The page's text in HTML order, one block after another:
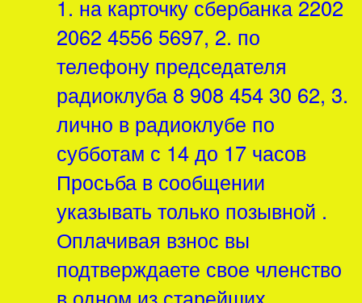
1. на карточку сбербанка 2202
2062 4556 5697, 2. по
телефону председателя
радиоклуба 8 908 454 30 62, 3.
лично в радиоклубе по
субботам с 14 до 17 часов
Просьба в сообщении
указывать только позывной .
Оплачивая взнос вы
подтверждаете свое членство